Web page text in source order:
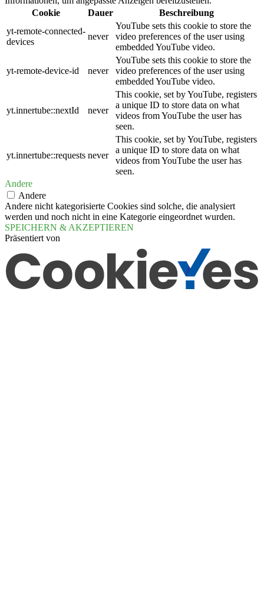
Cookie
Dauer
Beschreibung
yt-remote-connected-
devices
never
YouTube sets this cookie to store the
video preferences of the user using
embedded YouTube video.
yt-remote-device-id never
YouTube sets this cookie to store the
video preferences of the user using
embedded YouTube video.
yt.innertube::nextId never
This cookie, set by YouTube, registers
a unique ID to store data on what
videos from YouTube the user has
seen.
yt.innertube::requests never
This cookie, set by YouTube, registers
a unique ID to store data on what
videos from YouTube the user has
seen.
Andere
Andere
Andere nicht kategorisierte Cookies sind solche, die analysiert
werden und noch nicht in eine Kategorie eingeordnet wurden.
SPEICHERN & AKZEPTIEREN
Präsentiert von